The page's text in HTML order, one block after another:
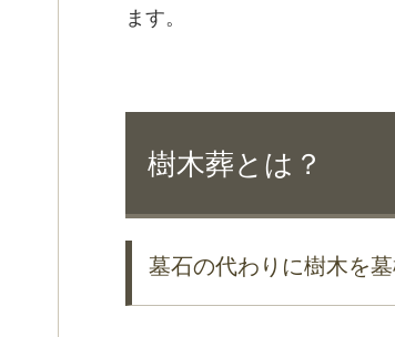
ます。
樹木葬とは？
墓石の代わりに樹木を